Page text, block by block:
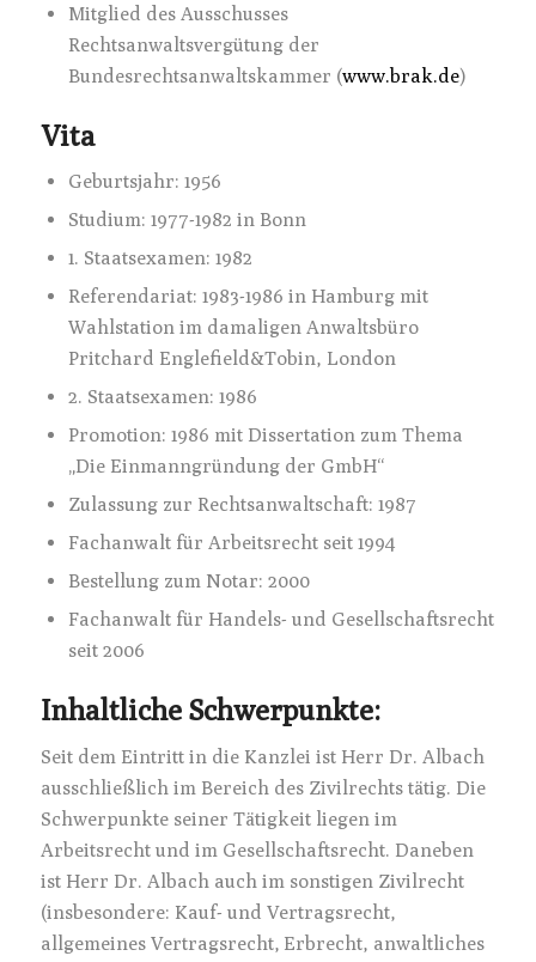
Mitglied des Ausschusses
Rechtsanwaltsvergütung der
Bundesrechtsanwaltskammer (www.brak.de)
Vita
Geburtsjahr: 1956
Studium: 1977-1982 in Bonn
1. Staatsexamen: 1982
Referendariat: 1983-1986 in Hamburg mit
Wahlstation im damaligen Anwaltsbüro
Pritchard Englefield&Tobin, London
2. Staatsexamen: 1986
Promotion: 1986 mit Dissertation zum Thema
„Die Einmanngründung der GmbH“
Zulassung zur Rechtsanwaltschaft: 1987
Fachanwalt für Arbeitsrecht seit 1994
Bestellung zum Notar: 2000
Fachanwalt für Handels- und Gesellschaftsrecht
seit 2006
Inhaltliche Schwerpunkte:
Seit dem Eintritt in die Kanzlei ist Herr Dr. Albach
ausschließlich im Bereich des Zivilrechts tätig. Die
Schwerpunkte seiner Tätigkeit liegen im
Arbeitsrecht und im Gesellschaftsrecht. Daneben
ist Herr Dr. Albach auch im sonstigen Zivilrecht
(insbesondere: Kauf- und Vertragsrecht,
allgemeines Vertragsrecht, Erbrecht, anwaltliches